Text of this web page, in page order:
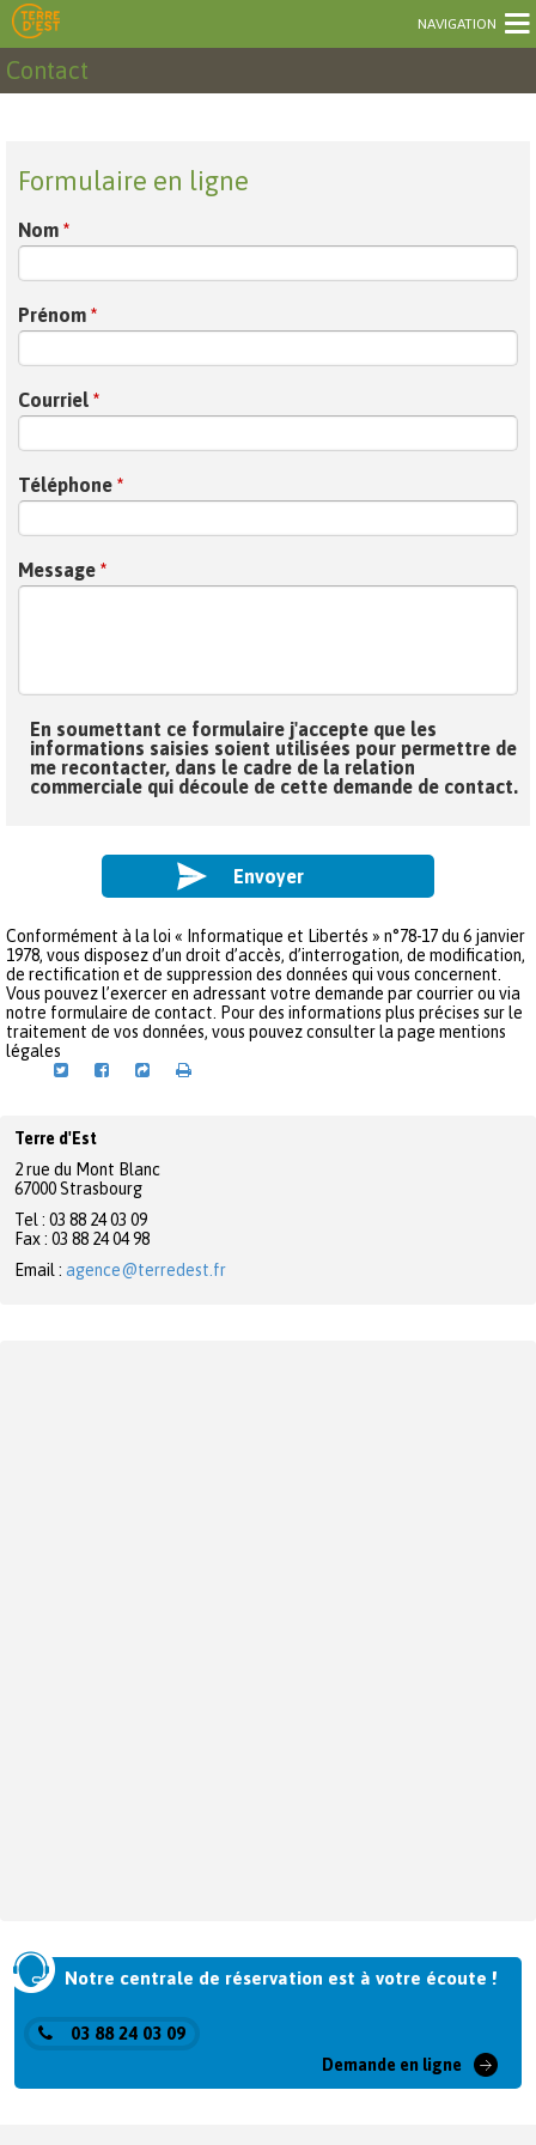
NAVIGATION
Contact
Formulaire en ligne
Nom *
Prénom *
Courriel *
Téléphone *
Message *
Consentement*
En soumettant ce formulaire j'accepte que les
informations saisies soient utilisées pour permettre de
me recontacter, dans le cadre de la relation
commerciale qui découle de cette demande de contact.
Conformément à la loi « Informatique et Libertés » n°78-17 du 6 janvier
1978, vous disposez d’un droit d’accès, d’interrogation, de modification,
de rectification et de suppression des données qui vous concernent.
Vous pouvez l’exercer en adressant votre demande par courrier ou via
notre formulaire de contact. Pour des informations plus précises sur le
traitement de vos données, vous pouvez consulter la page mentions
légales
Terre d'Est
2 rue du Mont Blanc
67000 Strasbourg
Tel : 03 88 24 03 09
Fax : 03 88 24 04 98
Email : agence@terredest.fr
Notre centrale de réservation est à votre écoute !
03 88 24 03 09
Demande en ligne